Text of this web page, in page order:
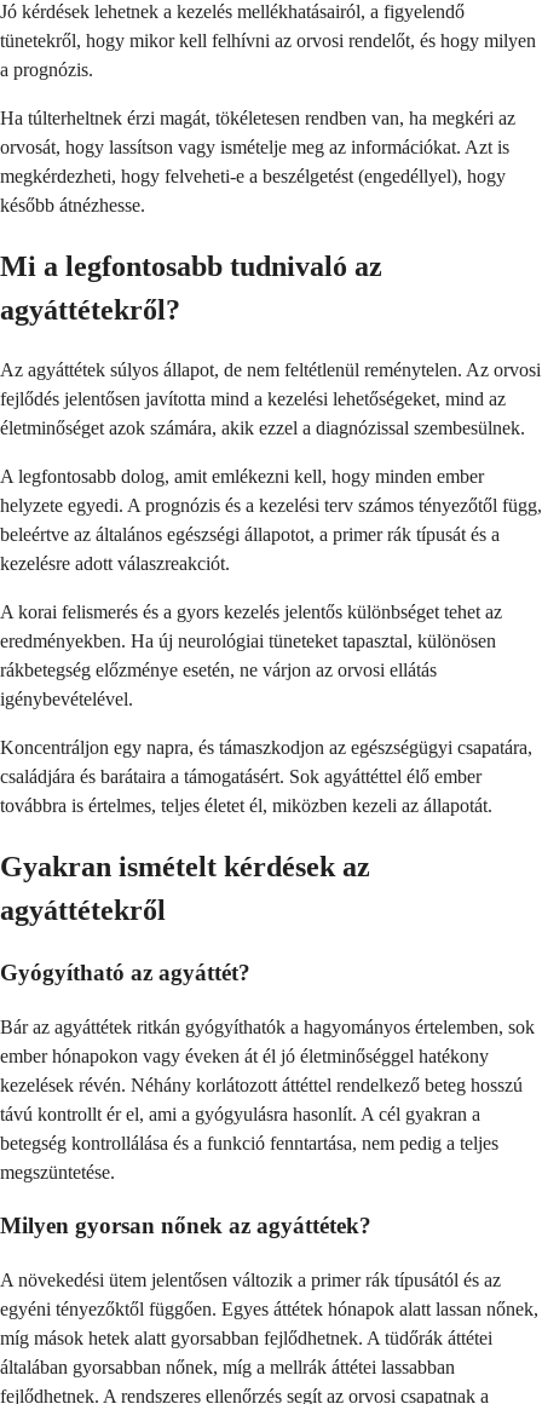
Jó kérdések lehetnek a kezelés mellékhatásairól, a figyelendő
tünetekről, hogy mikor kell felhívni az orvosi rendelőt, és hogy milyen
a prognózis.
Ha túlterheltnek érzi magát, tökéletesen rendben van, ha megkéri az
orvosát, hogy lassítson vagy ismételje meg az információkat. Azt is
megkérdezheti, hogy felveheti-e a beszélgetést (engedéllyel), hogy
később átnézhesse.
Mi a legfontosabb tudnivaló az
agyáttétekről?
Az agyáttétek súlyos állapot, de nem feltétlenül reménytelen. Az orvosi
fejlődés jelentősen javította mind a kezelési lehetőségeket, mind az
életminőséget azok számára, akik ezzel a diagnózissal szembesülnek.
A legfontosabb dolog, amit emlékezni kell, hogy minden ember
helyzete egyedi. A prognózis és a kezelési terv számos tényezőtől függ,
beleértve az általános egészségi állapotot, a primer rák típusát és a
kezelésre adott válaszreakciót.
A korai felismerés és a gyors kezelés jelentős különbséget tehet az
eredményekben. Ha új neurológiai tüneteket tapasztal, különösen
rákbetegség előzménye esetén, ne várjon az orvosi ellátás
igénybevételével.
Koncentráljon egy napra, és támaszkodjon az egészségügyi csapatára,
családjára és barátaira a támogatásért. Sok agyáttéttel élő ember
továbbra is értelmes, teljes életet él, miközben kezeli az állapotát.
Gyakran ismételt kérdések az
agyáttétekről
Gyógyítható az agyáttét?
Bár az agyáttétek ritkán gyógyíthatók a hagyományos értelemben, sok
ember hónapokon vagy éveken át él jó életminőséggel hatékony
kezelések révén. Néhány korlátozott áttéttel rendelkező beteg hosszú
távú kontrollt ér el, ami a gyógyulásra hasonlít. A cél gyakran a
betegség kontrollálása és a funkció fenntartása, nem pedig a teljes
megszüntetése.
Milyen gyorsan nőnek az agyáttétek?
A növekedési ütem jelentősen változik a primer rák típusától és az
egyéni tényezőktől függően. Egyes áttétek hónapok alatt lassan nőnek,
míg mások hetek alatt gyorsabban fejlődhetnek. A tüdőrák áttétei
általában gyorsabban nőnek, míg a mellrák áttétei lassabban
fejlődhetnek. A rendszeres ellenőrzés segít az orvosi csapatnak a